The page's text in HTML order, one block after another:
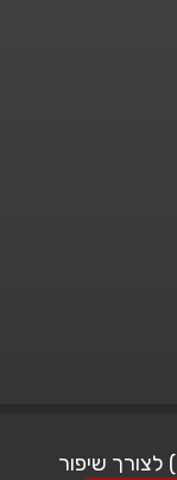
אתר זה משתמש בעוגיות (Cookies) לצורך שיפור